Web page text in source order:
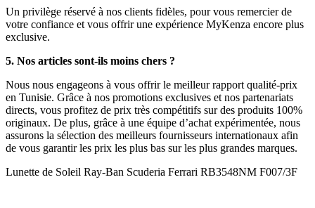
Un privilège réservé à nos clients fidèles, pour vous remercier de
votre confiance et vous offrir une expérience MyKenza encore plus
exclusive.
5. Nos articles sont-ils moins chers ?
Nous nous engageons à vous offrir le meilleur rapport qualité-prix
en Tunisie. Grâce à nos promotions exclusives et nos partenariats
directs, vous profitez de prix très compétitifs sur des produits 100%
originaux. De plus, grâce à une équipe d’achat expérimentée, nous
assurons la sélection des meilleurs fournisseurs internationaux afin
de vous garantir les prix les plus bas sur les plus grandes marques.
Lunette de Soleil Ray-Ban Scuderia Ferrari RB3548NM F007/3F